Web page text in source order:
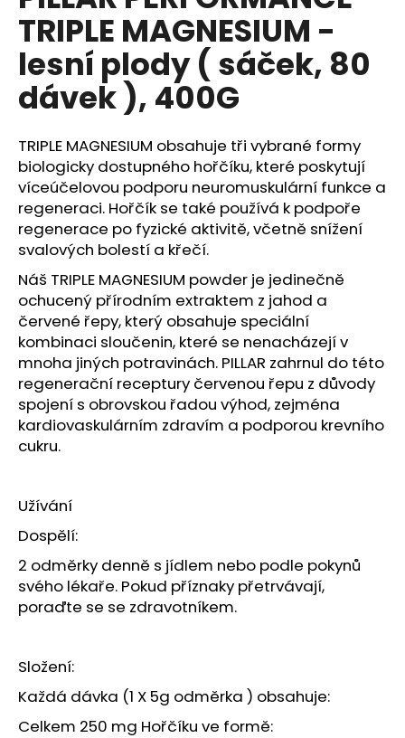
0,0
5
hvězdiček.
TRIPLE MAGNESIUM -
lesní plody ( sáček, 80
dávek ), 400G
TRIPLE MAGNESIUM obsahuje tři vybrané formy
biologicky dostupného hořčíku, které poskytují
víceúčelovou podporu neuromuskulární funkce a
regeneraci. Hořčík se také používá k podpoře
regenerace po fyzické aktivitě, včetně snížení
svalových bolestí a křečí.
Náš TRIPLE MAGNESIUM powder je jedinečně
ochucený přírodním extraktem z jahod a
červené řepy, který obsahuje speciální
kombinaci sloučenin, které se nenacházejí v
mnoha jiných potravinách. PILLAR zahrnul do této
regenerační receptury červenou řepu z důvody
spojení s obrovskou řadou výhod, zejména
kardiovaskulárním zdravím a podporou krevního
cukru.
Užívání
Dospělí:
2 odměrky denně s jídlem nebo podle pokynů
svého lékaře. Pokud příznaky přetrvávají,
poraďte se se zdravotníkem.
Složení:
Každá dávka (1 X 5g odměrka ) obsahuje:
Celkem 250 mg Hořčíku ve formě:
a
j
í
t
?
HLEDAT
D
o
p
o
r
u
č
u
j
e
BOTY
CRAFT
ENDURANCE
3
-
3
990
Kč